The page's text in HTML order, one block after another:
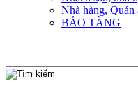
Nhà hàng, Quán
BẢO TÀNG